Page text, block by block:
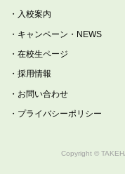
入校案内
キャンペーン・NEWS
在校生ページ
採用情報
お問い合わせ
プライバシーポリシー
Copyright ©